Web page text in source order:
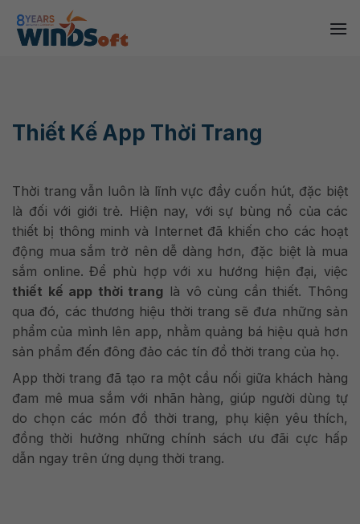
content
Thiết Kế App Thời Trang
Thời trang vẫn luôn là lĩnh vực đầy cuốn hút, đặc biệt
là đối với giới trẻ. Hiện nay, với sự bùng nổ của các
thiết bị thông minh và Internet đã khiến cho các hoạt
động mua sắm trở nên dễ dàng hơn, đặc biệt là mua
sắm online. Để phù hợp với xu hướng hiện đại, việc
thiết kế app thời trang là vô cùng cần thiết. Thông
qua đó, các thương hiệu thời trang sẽ đưa những sản
phẩm của mình lên app, nhằm quảng bá hiệu quả hơn
sản phẩm đến đông đảo các tín đồ thời trang của họ.
App thời trang đã tạo ra một cầu nối giữa khách hàng
đam mê mua sắm với nhãn hàng, giúp người dùng tự
do chọn các món đồ thời trang, phụ kiện yêu thích,
đồng thời hưởng những chính sách ưu đãi cực hấp
dẫn ngay trên ứng dụng thời trang.